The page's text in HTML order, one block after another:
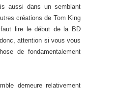
aussi dans un semblant
créations de Tom King
lire le début de la BD
attention si vous vous
de fondamentalement
demeure relativement